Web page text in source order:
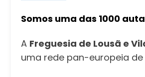
Somos uma das 1000
A Freguesia de Lousã e
uma rede pan-europeia